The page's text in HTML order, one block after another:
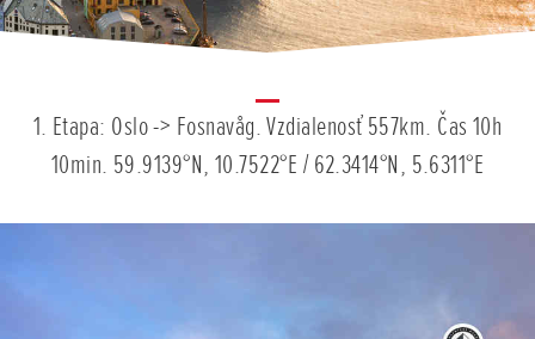
1. Etapa: Oslo -> Fosnavåg. Vzdialenosť 557km. Čas 10h
10min. 59.9139°N, 10.7522°E / 62.3414°N, 5.6311°E